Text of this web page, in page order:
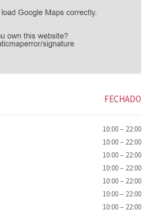
FECHADO
10:00– 22:00
10:00– 22:00
10:00– 22:00
10:00– 22:00
10:00– 22:00
10:00– 22:00
10:00– 22:00